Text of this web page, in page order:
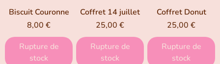
Biscuit Couronne
Prix
8,00 €
Rupture de
stock
Coffret 14 juillet
Prix
25,00 €
Rupture de
stock
Coffret Donut
Prix
25,00 €
Rupture de
stock